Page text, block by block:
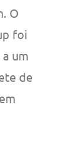
O
foi
um
de